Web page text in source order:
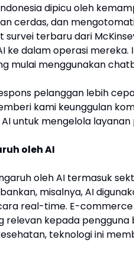
dipicu oleh
cerdas, dan
terbaru dari
ke dalam operasi
mulai menggunakan
pelanggan lebih
kami keunggulan
untuk mengelola layanan
oleh AI
oleh AI termasuk
misalnya, AI
real-time. E-
relevan kepada
teknologi ini